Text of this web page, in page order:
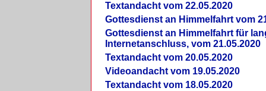
Textandacht vom 22.05.2020
Gottesdienst an Himmelfahrt vom
Gottesdienst an Himmelfahrt für
Internetanschluss, vom 21.05.2020
Textandacht vom 20.05.2020
Videoandacht vom 19.05.2020
Textandacht vom 18.05.2020